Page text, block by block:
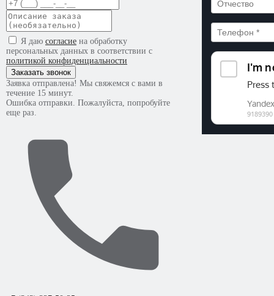
Я даю согласие на обработку
персональных данных в соответствии с
политикой конфиденциальности
Заказать звонок
Заявка отправлена! Мы свяжемся с вами в
течение 15 минут.
Ошибка отправки. Пожалуйста, попробуйте
еще раз.